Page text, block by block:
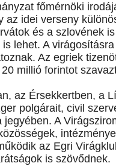
főmérnöki
az idei verseny
és a szlovének
lehet. A
Az egriek
millió forintot
az Érsekkertben, a
polgárait, civil
A
az Egri
is szövődnek.